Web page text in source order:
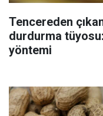
Tencereden
durdurma
yöntemi